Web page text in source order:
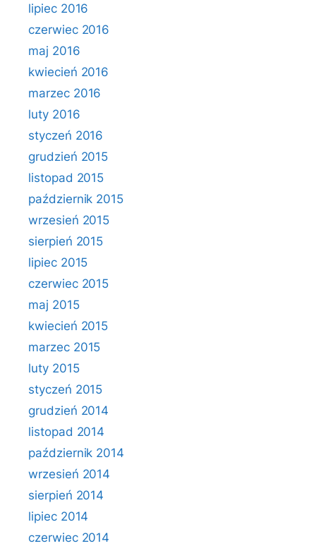
lipiec 2016
czerwiec 2016
maj 2016
kwiecień 2016
marzec 2016
luty 2016
styczeń 2016
grudzień 2015
listopad 2015
październik 2015
wrzesień 2015
sierpień 2015
lipiec 2015
czerwiec 2015
maj 2015
kwiecień 2015
marzec 2015
luty 2015
styczeń 2015
grudzień 2014
listopad 2014
październik 2014
wrzesień 2014
sierpień 2014
lipiec 2014
czerwiec 2014